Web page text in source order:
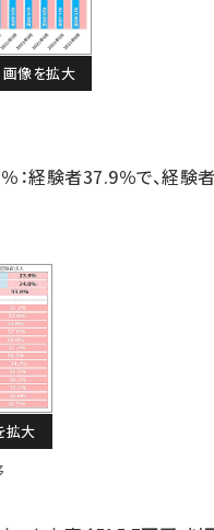
：経験者37.9％で、経験